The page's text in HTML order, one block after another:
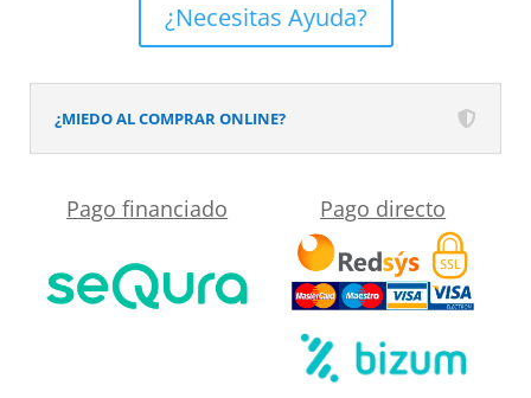
fijo
1
abatible
cm
¿Necesitas Ayuda?
¿MIEDO AL COMPRAR ONLINE?
Pago financiado Pago directo